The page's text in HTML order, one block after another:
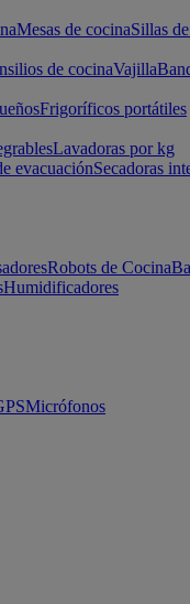
Mesas de cocinaSillas
de cocinaVajilla
Frigoríficos portátiles
Lavadoras por kg
evacuaciónSecadoras
Robots de Cocina
Humidificadores
Micrófonos